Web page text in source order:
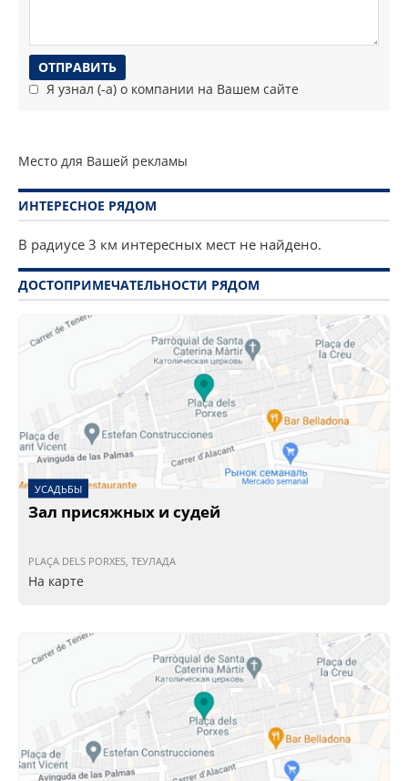
Я узнал (-а) о компании на Вашем сайте
Место для Вашей рекламы
ИНТЕРЕСНОЕ РЯДОМ
В радиусе 3 км интересных мест не найдено.
ДОСТОПРИМЕЧАТЕЛЬНОСТИ РЯДОМ
УСАДЬБЫ
Зал присяжных и судей
PLAÇA DELS PORXES, ТЕУЛАДА
На карте